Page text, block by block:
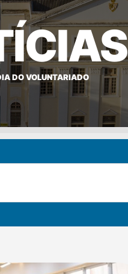
DO VOLUNTARIADO